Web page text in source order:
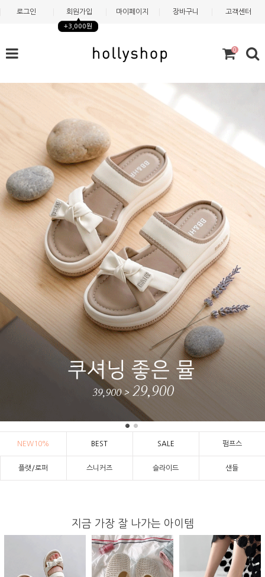
로그인 회원가입
+3,000원
마이페이지 장바구니 고객센터
0
NEW10% BEST SALE 펌프스
플랫/로퍼 스니커즈 슬라이드 샌들
지금 가장 잘 나가는 아이템